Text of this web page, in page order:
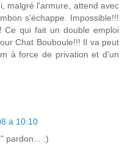
malgré l'armure, attend avec
s'échappe. Impossible!!!
Ce qui fait un double emploi
Chat Bouboule!!! Il va peut
à force de privation et d'un
à 10:10
pardon... :)